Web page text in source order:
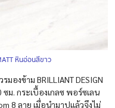
หินอ่อนสีขาว
งข้าม BRILLIANT DESIGN
ซม. กระเบื้องเกลซ พอร์ซเลน
8 ลาย เมื่อนำมาปูแล้วจึงไม่